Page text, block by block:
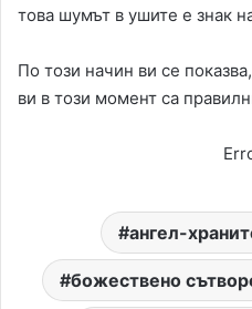
това шумът в ушите е знак
По този начин ви се
ви в този момент са
ангел-
божествено